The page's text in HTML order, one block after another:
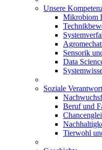
Unsere
Mikrobiom
Sensorik
Data
Soziale
Beruf und
Tierwohl